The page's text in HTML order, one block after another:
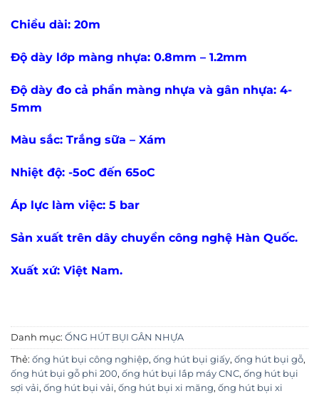
Chiều dài: 20m
Độ dày lớp màng nhựa: 0.8mm – 1.2mm
Độ dày đo cả phần màng nhựa và gân nhựa: 4-
5mm
Màu sắc: Trắng sữa – Xám
Nhiệt độ: -5oC đến 65oC
Áp lực làm việc: 5 bar
Sản xuất trên dây chuyền công nghệ Hàn Quốc.
Xuất xứ: Việt Nam.
Danh mục: ỐNG HÚT BỤI GÂN NHỰA
Thẻ: ống hút bụi công nghiệp, ống hút bụi giấy, ống hút bụi gỗ,
ống hút bụi gỗ phi 200, ống hút bụi lắp máy CNC, ống hút bụi
sợi vải, ống hút bụi vải, ống hút bụi xi măng, ống hút bụi xi